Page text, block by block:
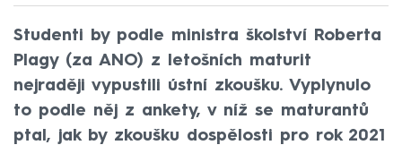
Studenti by podle ministra školství Roberta
Plagy (za ANO) z letošních maturit
nejraději vypustili ústní zkoušku. Vyplynulo
to podle něj z ankety, v níž se maturantů
ptal, jak by zkoušku dospělosti pro rok 2021